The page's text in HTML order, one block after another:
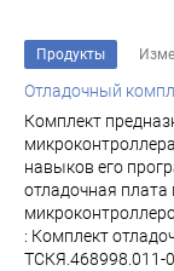
Продукты
Отладочный
Комплект
навыков его
отладочная
: Комплект
ТСКЯ.468998.011-